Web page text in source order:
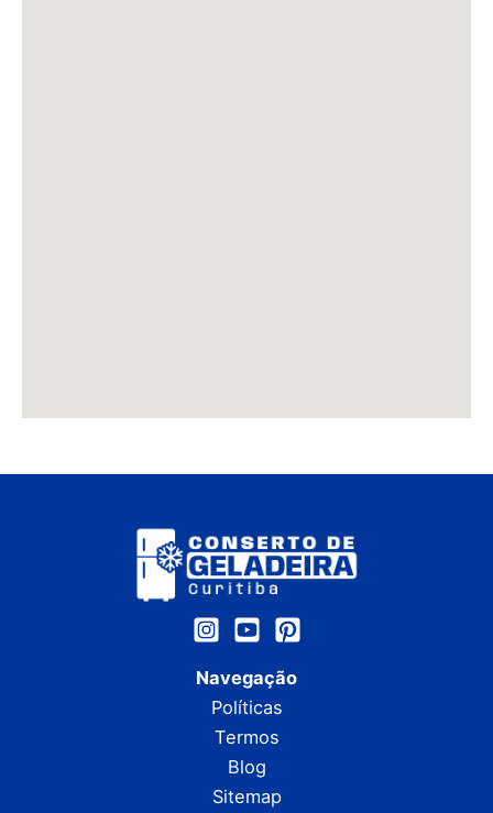
Navegação
Políticas
Termos
Blog
Sitemap